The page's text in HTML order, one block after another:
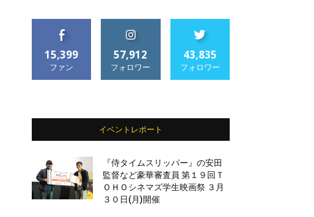
15,399
ファン
57,912
フォロワー
43,835
フォロワー
イベントレポート
『侍タイムスリッパー』の安田
監督など豪華審査員 第１９回Ｔ
ＯＨＯシネマズ学生映画祭 ３月
３０日(月)開催